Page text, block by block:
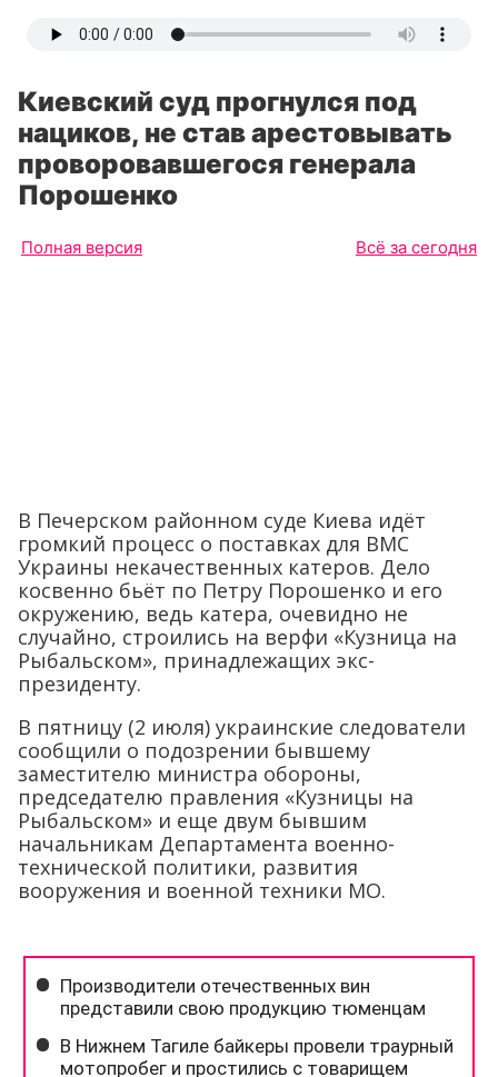
Киевский суд прогнулся под
нациков, не став арестовывать
проворовавшегося генерала
Порошенко
Полная версия Всё за сегодня
В Печерском районном суде Киева идёт
громкий процесс о поставках для ВМС
Украины некачественных катеров. Дело
косвенно бьёт по Петру Порошенко и его
окружению, ведь катера, очевидно не
случайно, строились на верфи «Кузница на
Рыбальском», принадлежащих экс-
президенту.
В пятницу (2 июля) украинские следователи
сообщили о подозрении бывшему
заместителю министра обороны,
председателю правления «Кузницы на
Рыбальском» и еще двум бывшим
начальникам Департамента военно-
технической политики, развития
вооружения и военной техники МО.